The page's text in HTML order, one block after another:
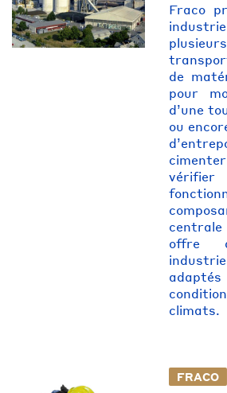
Fraco
de
pour
d’une
ou
centrale
offre
climats.
FRACO